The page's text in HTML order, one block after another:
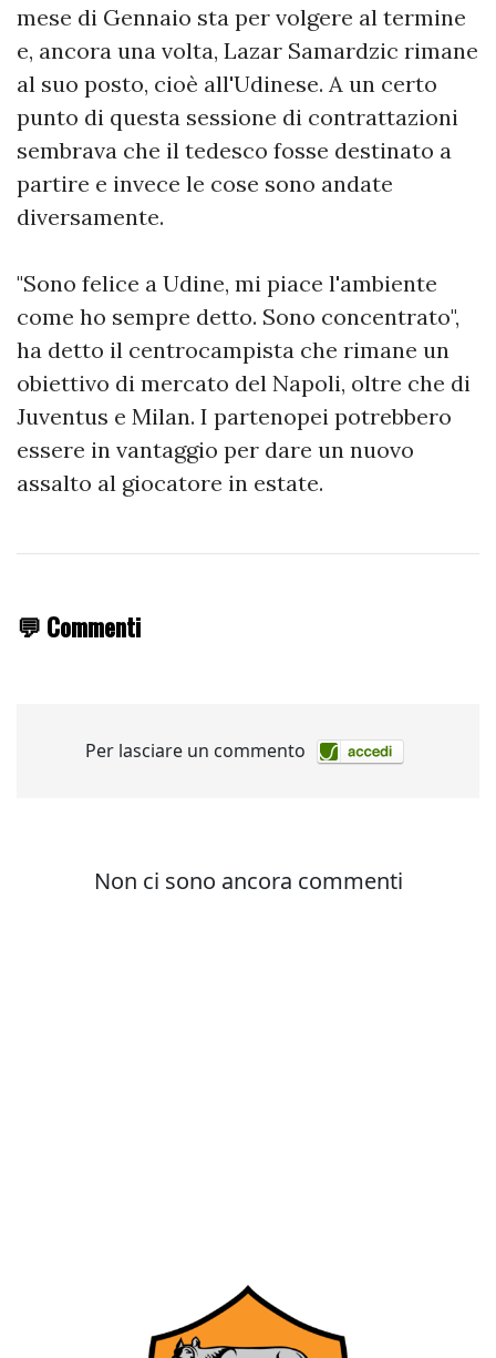
mese di Gennaio sta per volgere al termine
e, ancora una volta, Lazar Samardzic rimane
al suo posto, cioè all'Udinese. A un certo
punto di questa sessione di contrattazioni
sembrava che il tedesco fosse destinato a
partire e invece le cose sono andate
diversamente.
"Sono felice a Udine, mi piace l'ambiente
come ho sempre detto. Sono concentrato",
ha detto il centrocampista che rimane un
obiettivo di mercato del Napoli, oltre che di
Juventus e Milan. I partenopei potrebbero
essere in vantaggio per dare un nuovo
assalto al giocatore in estate.
💬 Commenti